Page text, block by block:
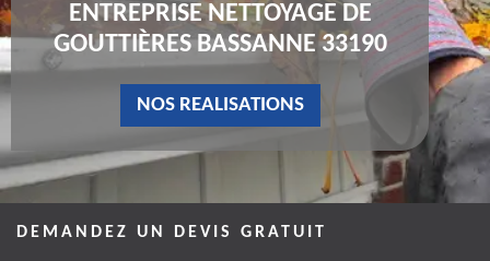
ENTREPRISE NETTOYAGE DE
GOUTTIÈRES BASSANNE 33190
NOS REALISATIONS
DEMANDEZ UN DEVIS GRATUIT